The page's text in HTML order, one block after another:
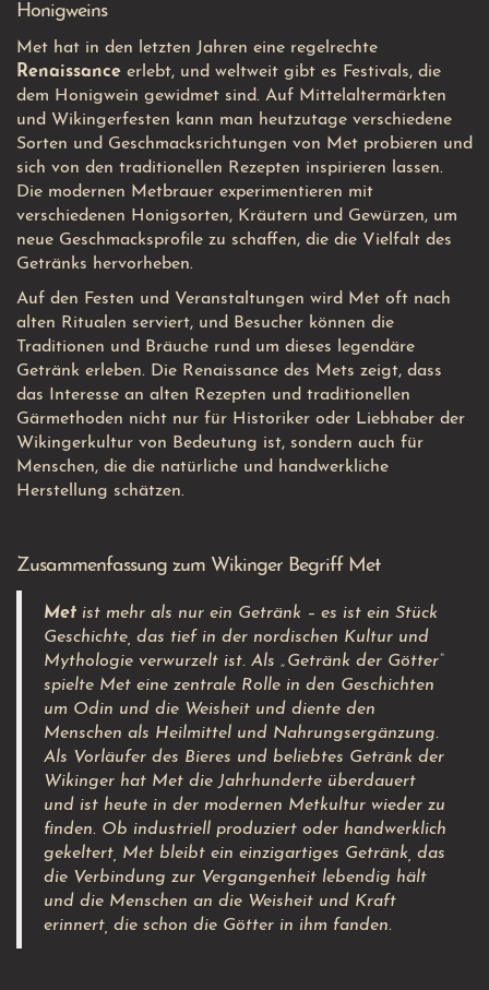
Honigweins
Met hat in den letzten Jahren eine regelrechte
Renaissance erlebt, und weltweit gibt es Festivals, die
dem Honigwein gewidmet sind. Auf Mittelaltermärkten
und Wikingerfesten kann man heutzutage verschiedene
Sorten und Geschmacksrichtungen von Met probieren und
sich von den traditionellen Rezepten inspirieren lassen.
Die modernen Metbrauer experimentieren mit
verschiedenen Honigsorten, Kräutern und Gewürzen, um
neue Geschmacksprofile zu schaffen, die die Vielfalt des
Getränks hervorheben.
Auf den Festen und Veranstaltungen wird Met oft nach
alten Ritualen serviert, und Besucher können die
Traditionen und Bräuche rund um dieses legendäre
Getränk erleben. Die Renaissance des Mets zeigt, dass
das Interesse an alten Rezepten und traditionellen
Gärmethoden nicht nur für Historiker oder Liebhaber der
Wikingerkultur von Bedeutung ist, sondern auch für
Menschen, die die natürliche und handwerkliche
Herstellung schätzen.
Zusammenfassung zum Wikinger Begriff Met
Met ist mehr als nur ein Getränk – es ist ein Stück
Geschichte, das tief in der nordischen Kultur und
Mythologie verwurzelt ist. Als „Getränk der Götter“
spielte Met eine zentrale Rolle in den Geschichten
um Odin und die Weisheit und diente den
Menschen als Heilmittel und Nahrungsergänzung.
Als Vorläufer des Bieres und beliebtes Getränk der
Wikinger hat Met die Jahrhunderte überdauert
und ist heute in der modernen Metkultur wieder zu
finden. Ob industriell produziert oder handwerklich
gekeltert, Met bleibt ein einzigartiges Getränk, das
die Verbindung zur Vergangenheit lebendig hält
und die Menschen an die Weisheit und Kraft
erinnert, die schon die Götter in ihm fanden.